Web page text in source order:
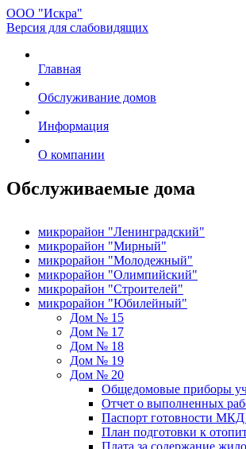
ООО "Искра"
Версия для слабовидящих
Главная
Обслуживание домов
Информация
О компании
Обслуживаемые дома
микрорайон "Ленинградский"
микрорайон "Мирный"
микрорайон "Молодежный"
микрорайон "Олимпийский"
микрорайон "Строителей"
микрорайон "Юбилейный"
Дом № 15
Дом № 17
Дом № 18
Дом № 19
Дом № 20
Общедомовые приборы
Отчет о выполненных
Паспорт готовности МКД
План подготовки к
Плата за содержание